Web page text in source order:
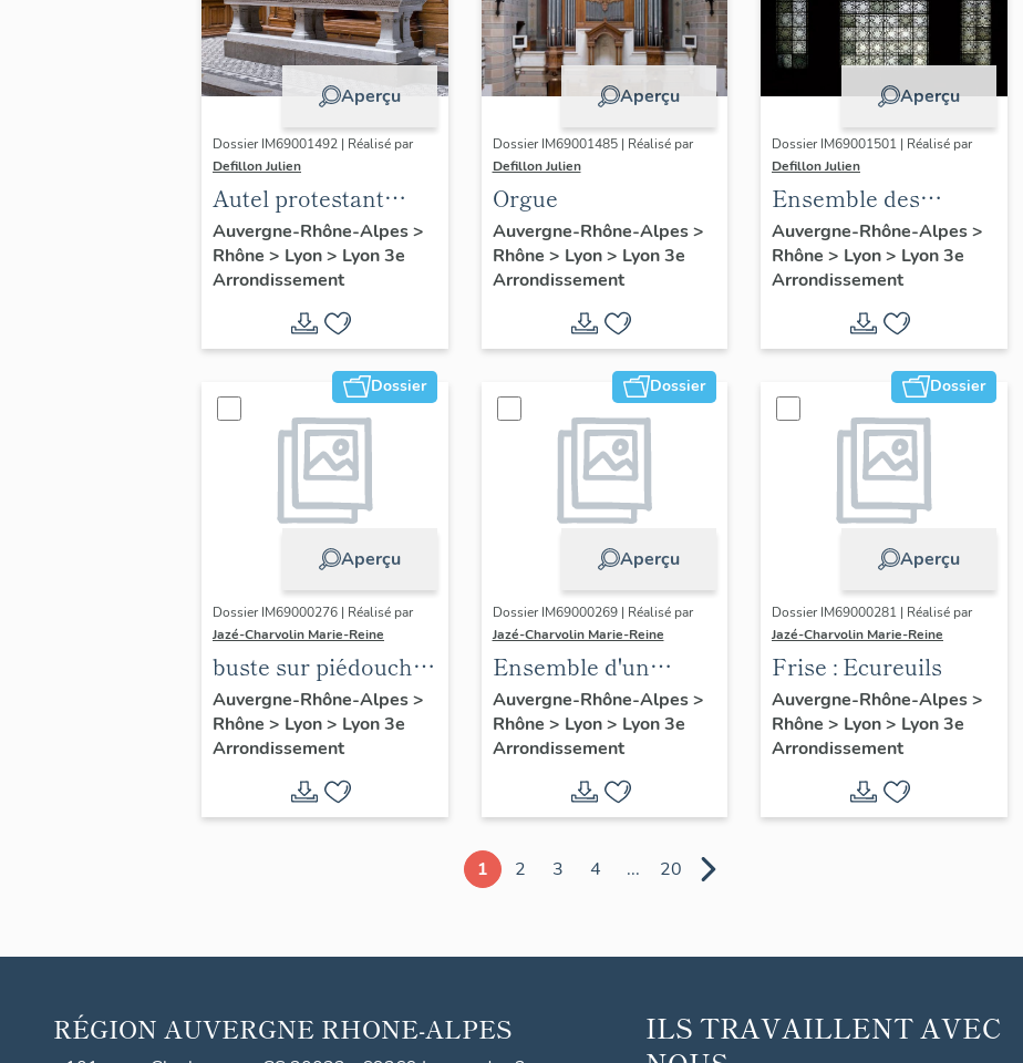
Aperçu
Dossier IM69001492 | Réalisé par
Defillon Julien
Autel protestant
(table de
communion)
Auvergne-Rhône-Alpes>
Rhône > Lyon> Lyon 3e
Arrondissement
Aperçu
Dossier IM69001485 | Réalisé par
Defillon Julien
Orgue
Auvergne-Rhône-Alpes>
Rhône > Lyon> Lyon 3e
Arrondissement
Aperçu
Dossier IM69001501 | Réalisé par
Defillon Julien
Ensemble des
verrières
Auvergne-Rhône-Alpes>
Rhône > Lyon> Lyon 3e
Arrondissement
Dossier
Aperçu
Dossier IM69000276 | Réalisé par
Jazé-Charvolin Marie-Reine
buste sur piédouche :
Marius Berliet
Auvergne-Rhône-Alpes>
Rhône > Lyon> Lyon 3e
Arrondissement
Dossier
Aperçu
Dossier IM69000269 | Réalisé par
Jazé-Charvolin Marie-Reine
Ensemble d'un
bureau et de deux
fauteuils du bureau
de Marius Berliet
Auvergne-Rhône-Alpes>
Rhône > Lyon> Lyon 3e
Arrondissement
Dossier
Aperçu
Dossier IM69000281 | Réalisé par
Jazé-Charvolin Marie-Reine
Frise : Ecureuils
Auvergne-Rhône-Alpes>
Rhône > Lyon> Lyon 3e
Arrondissement
1 2 3 4 ... 20
RÉGION AUVERGNE RHONE-ALPES
ILS TRAVAILLENT AVEC